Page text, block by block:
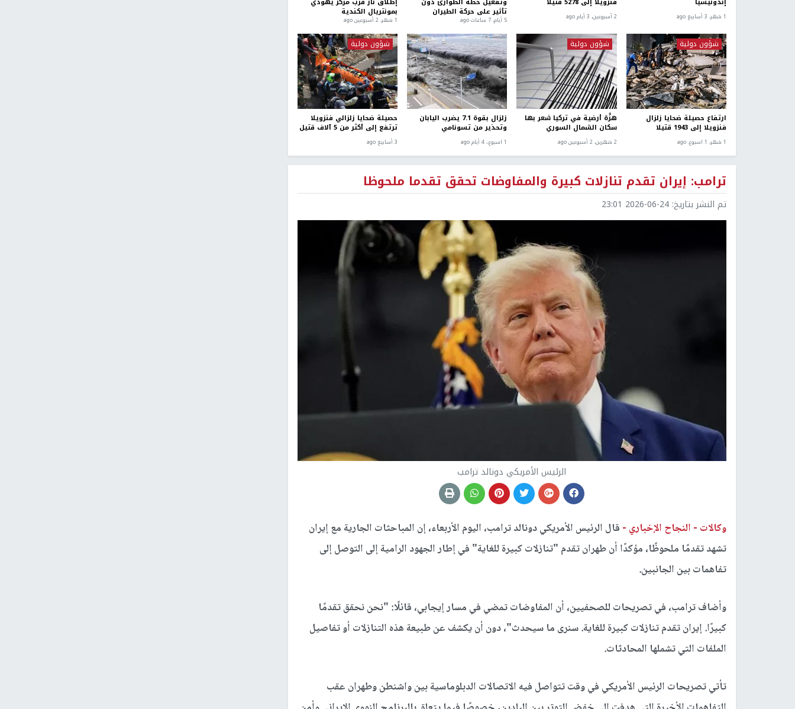
1 شهر، 3 أسابيع ago 2 أسبوعين، 3 أيام ago تأثير على حركة الطيران
5 أيام، 7 ساعات ago
بمونتريال الكندية
1 شهر، 2 أسبوعين ago
شؤون دولية
ارتفاع حصيلة ضحايا زلزال
فنزويلا إلى 1943 قتيلا
1 شهر، 1 اسبوع. ago
شؤون دولية
هزَّة أرضية في تركيا شعر بها
سكان الشمال السوري
2 شهرين، 2 أسبوعين ago
زلزال بقوة 7.1 يضرب اليابان
وتحذير من تسونامي
1 اسبوع.، 4 أيام ago
شؤون دولية
حصيلة ضحايا زلزالي فنزويلا
ترتفع إلى أكثر من 5 آلاف قتيل
3 أسابيع ago
ترامب: إيران تقدم تنازلات كبيرة والمفاوضات تحقق تقدما ملحوظا
تم النشر بتاريخ: 2026-06-24 23:01
الرئيس الأمريكي دونالد ترامب
وكالات - النجاح الإخباري - قال الرئيس الأمريكي دونالد ترامب، اليوم الأربعاء، إن المباحثات الجارية مع إيران
تشهد تقدمًا ملحوظًا، مؤكدًا أن طهران تقدم "تنازلات كبيرة للغاية" في إطار الجهود الرامية إلى التوصل إلى
تفاهمات بين الجانبين.
وأضاف ترامب، في تصريحات للصحفيين، أن المفاوضات تمضي في مسار إيجابي، قائلًا: "نحن نحقق تقدمًا
كبيرًا. إيران تقدم تنازلات كبيرة للغاية. سنرى ما سيحدث"، دون أن يكشف عن طبيعة هذه التنازلات أو تفاصيل
الملفات التي تشملها المحادثات.
تأتي تصريحات الرئيس الأمريكي في وقت تتواصل فيه الاتصالات الدبلوماسية بين واشنطن وطهران عقب